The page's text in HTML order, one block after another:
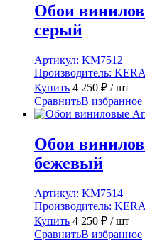
Обои
серый
Артикул: KM7512
Производитель:
Купить 4 250 ₽ / шт
СравнитьВ избранное
Обои
бежевый
Артикул: KM7514
Производитель:
Купить 4 250 ₽ / шт
СравнитьВ избранное